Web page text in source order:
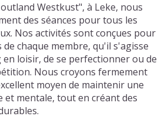
Westkust", à Leke, nous
des séances pour tous les
Nos activités sont conçues pour
chaque membre, qu'il s'agisse
loisir, de se perfectionner ou de
Nous croyons fermement
moyen de maintenir une
et mentale, tout en créant des